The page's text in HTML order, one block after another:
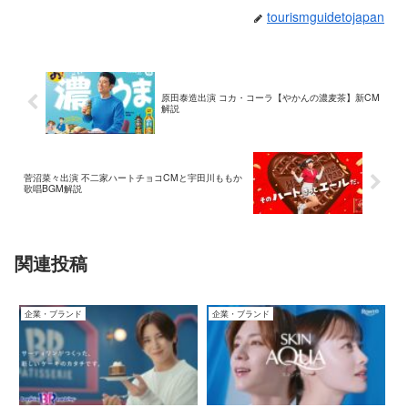
tourismguidetojapan
原田泰造出演 コカ・コーラ【やかんの濃麦茶】新CM
解説
菅沼菜々出演 不二家ハートチョコCMと宇田川ももか
歌唱BGM解説
関連投稿
企業・ブランド 企業・ブランド